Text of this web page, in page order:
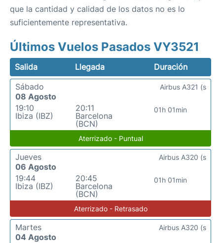
que la cantidad y calidad de los datos no es lo
suficientemente representativa.
Últimos Vuelos Pasados VY3521
Salida Llegada
Duración
Sábado
08 Agosto
19:10
Ibiza (IBZ)
20:11
Barcelona
(BCN)
01h 01min
Airbus A321 (s
Aterrizado - Puntual
Jueves
06 Agosto
19:44
Ibiza (IBZ)
20:45
Barcelona
(BCN)
01h 01min
Airbus A320 (s
Aterrizado - Retrasado
Martes
04 Agosto
Airbus A320 (s